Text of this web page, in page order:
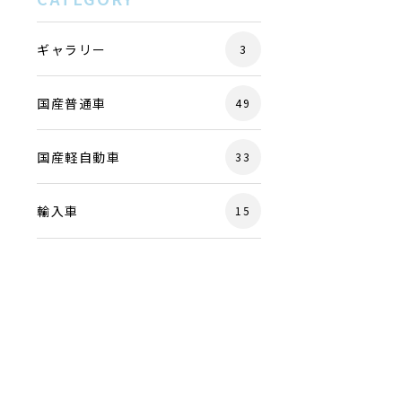
ギャラリー 3
国産普通車 49
国産軽自動車 33
輸入車 15